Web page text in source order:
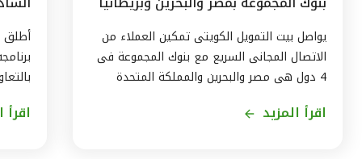
وتركيا
يواصل بيت التمويل الكويتى تمكين العملاء من
الاتصال المجانى السريع مع بنوك المجموعة فى
4 دول هى مصر والبحرين والمملكة المتحدة
اقرأ المزيد
أطلق
اقرأ